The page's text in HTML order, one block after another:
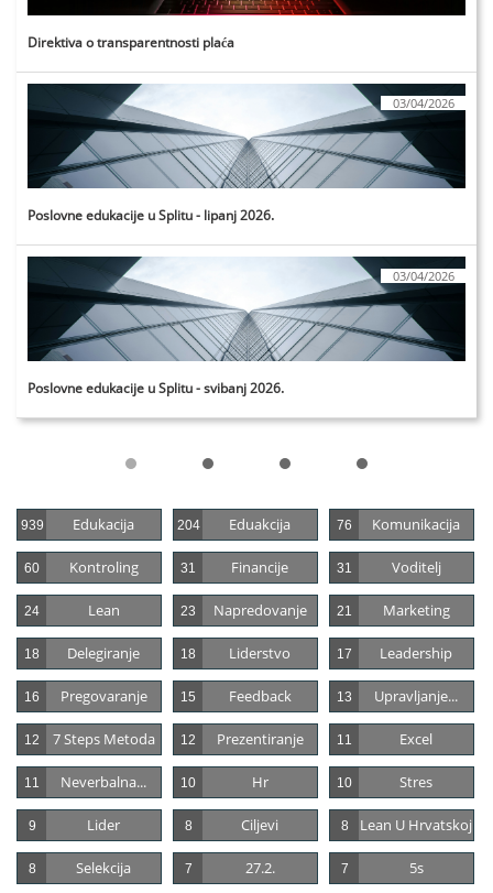
Direktiva o transparentnosti plaća
Poslovne edukacije u Splitu - lipanj 2026.
03/04/2026
Poslovne edukacije u Splitu - svibanj 2026.
03/04/2026
Edukacija
939 Eduakcija
204 Komunikacija
76
Kontroling
60 Financije
31 Voditelj
31
Lean
24 Napredovanje
23 Marketing
21
Delegiranje
18 Liderstvo
18 Leadership
17
Pregovaranje
16 Feedback
15 Upravljanje...
13
7 Steps Metoda
12 Prezentiranje
12 Excel
11
Neverbalna...
11 Hr
10 Stres
10
Lider
9 Ciljevi
8 Lean U Hrvatskoj
8
Selekcija
8 27.2.
7 5s
7